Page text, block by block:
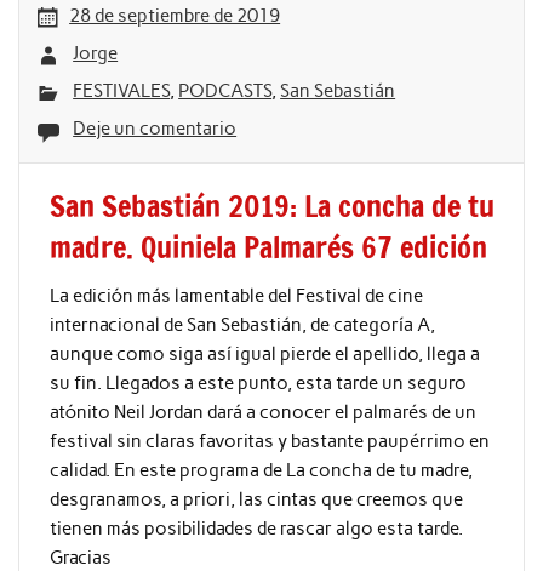
28 de septiembre de 2019
Jorge
FESTIVALES, PODCASTS,San Sebastián
Deje un comentario
San Sebastián 2019: La concha de tu
madre. Quiniela Palmarés 67 edición
La edición más lamentable del Festival de cine
internacional de San Sebastián, de categoría A,
aunque como siga así igual pierde el apellido, llega a
su fin. Llegados a este punto, esta tarde un seguro
atónito Neil Jordan dará a conocer el palmarés de un
festival sin claras favoritas y bastante paupérrimo en
calidad. En este programa de La concha de tu madre,
desgranamos, a priori, las cintas que creemos que
tienen más posibilidades de rascar algo esta tarde.
Gracias